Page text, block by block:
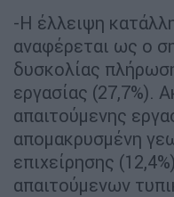
-Η έλλειψη
αναφέρεται ως ο
δυσκολίας
εργασίας (27,7%).
απαιτούμενης
απομακρυσμένη
επιχείρησης
απαιτούμενων